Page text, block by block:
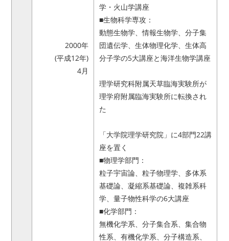
2000年
(平成12年)
4月
学・火山学講座
■生物科学専攻：
動態生物学、情報生物学、分子集
団遺伝学、生体物理化学、生体高
分子学の5大講座と海洋生物学講座
理学研究科附属天草臨海実験所が
理学府附属臨海実験所に転換され
た
「大学院理学研究院」に4部門22講
座を置く
■物理学部門：
粒子宇宙論、粒子物理学、多体系
基礎論、凝縮系基礎論、複雑系科
学、量子物性科学の6大講座
■化学部門：
無機化学系、分子集合系、集合物
性系、有機化学系、分子構造系、